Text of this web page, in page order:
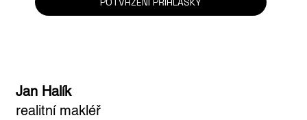
Jan Halík
realitní makléř